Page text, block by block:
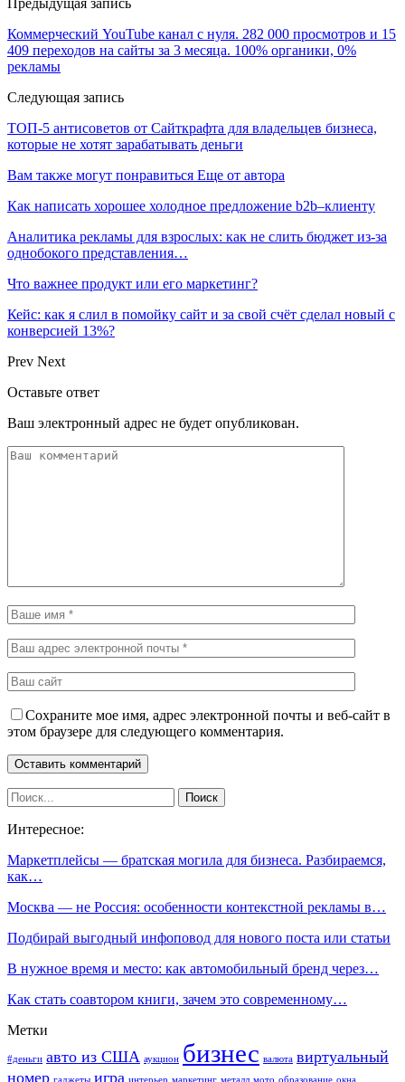
Коммерческий YouTube канал с нуля. 282 000 просмотров и 15
409 переходов на сайты за 3 месяца. 100% органики, 0%
рекламы
Следующая запись
ТОП-5 антисоветов от Сайткрафта для владельцев бизнеса,
которые не хотят зарабатывать деньги
Вам также могут понравиться Еще от автора
Как написать хорошее холодное предложение b2b–клиенту
Аналитика рекламы для взрослых: как не слить бюджет из-за
однобокого представления…
Что важнее продукт или его маркетинг?
Кейс: как я слил в помойку сайт и за свой счёт сделал новый с
конверсией 13%?
Prev Next
Оставьте ответ
Ваш электронный адрес не будет опубликован.
Сохраните мое имя, адрес электронной почты и веб-сайт в
этом браузере для следующего комментария.
Интересное:
Маркетплейсы — братская могила для бизнеса. Разбираемся,
как…
Москва — не Россия: особенности контекстной рекламы в…
Подбирай выгодный инфоповод для нового поста или статьи
В нужное время и место: как автомобильный бренд через…
Как стать соавтором книги, зачем это современному…
Метки
#деньги авто из США аукцион бизнес валюта виртуальный
номер гаджеты игра интерьер маркетинг металл мото образование окна